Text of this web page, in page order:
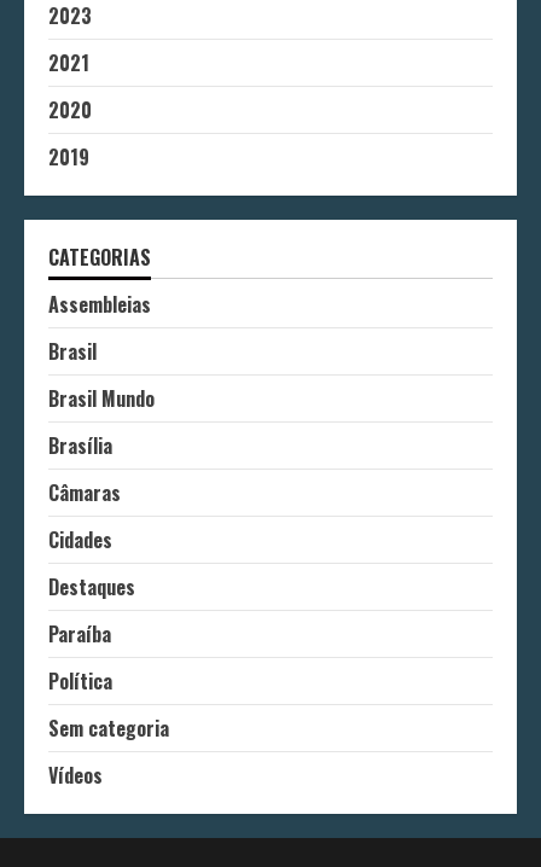
2023
2021
2020
2019
CATEGORIAS
Assembleias
Brasil
Brasil Mundo
Brasília
Câmaras
Cidades
Destaques
Paraíba
Política
Sem categoria
Vídeos